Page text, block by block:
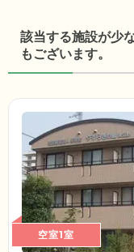
該当する施設が少
もございます。
空室1室